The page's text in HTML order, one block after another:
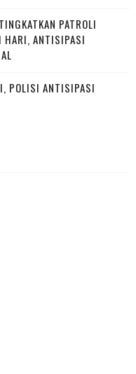
PATROLI
HARI, ANTISIPASI
POLISI ANTISIPASI